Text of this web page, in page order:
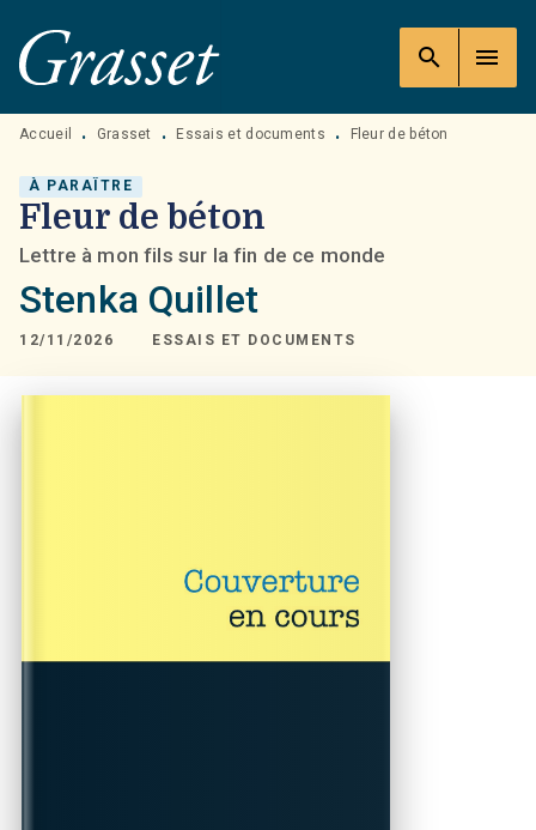
MENU RECHERCHE
PIED DE PAGE
search menu
Accueil • Grasset • Essais et documents • Fleur de béton
À PARAÎTRE
Fleur de béton
Lettre à mon fils sur la fin de ce monde
Stenka Quillet
12/11/2026 ESSAIS ET DOCUMENTS